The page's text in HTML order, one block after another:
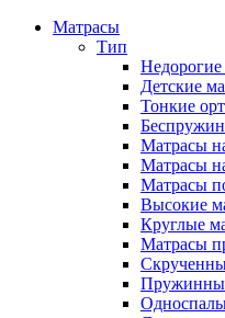
Матрасы
Тип
Детские
Тонкие
Матрасы
Матрасы
Матрасы
Высокие
Круглые
Матрасы